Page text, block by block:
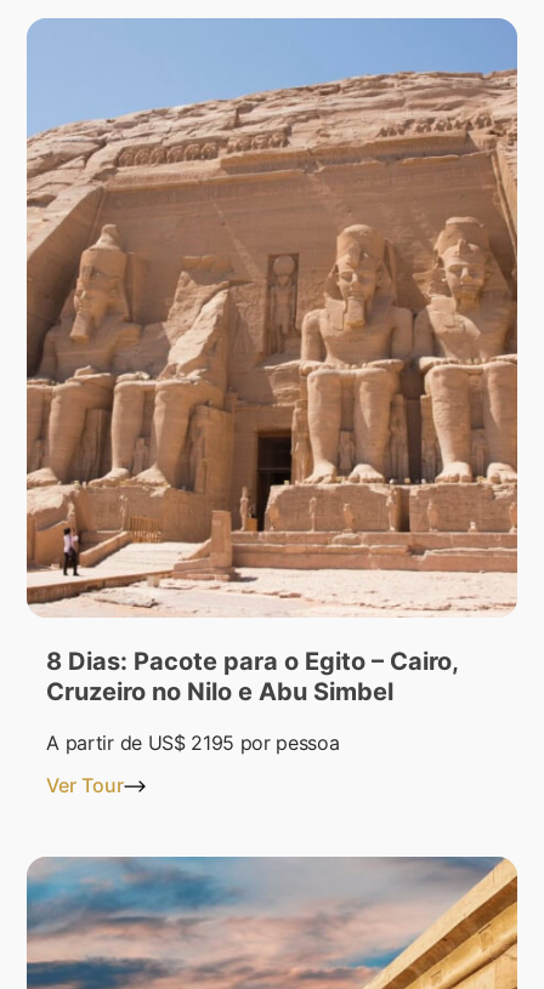
8 Dias: Pacote para o Egito – Cairo,
Cruzeiro no Nilo e Abu Simbel
A partir de US$ 2195 por pessoa
Ver Tour